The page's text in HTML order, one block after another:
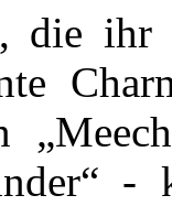
die ihr
-